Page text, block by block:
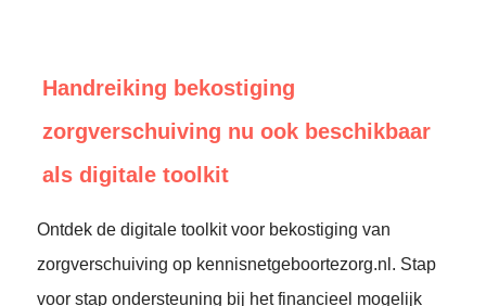
Handreiking bekostiging
zorgverschuiving nu ook beschikbaar
als digitale toolkit
Ontdek de digitale toolkit voor bekostiging van
zorgverschuiving op kennisnetgeboortezorg.nl. Stap
voor stap ondersteuning bij het financieel mogelijk